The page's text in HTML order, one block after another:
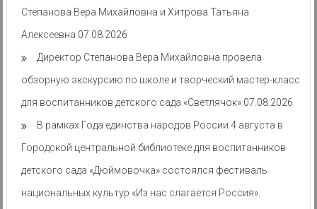
Степанова Вера Михайловна и Хитрова Татьяна
Алексеевна 07.08.2026
Директор Степанова Вера Михайловна провела
обзорную экскурсию по школе и творческий мастер-класс
для воспитанников детского сада «Светлячок» 07.08.2026
В рамках Года единства народов России 4 августа в
Городской центральной библиотеке для воспитанников
детского сада «Дюймовочка» состоялся фестиваль
национальных культур «Из нас слагается Россия».